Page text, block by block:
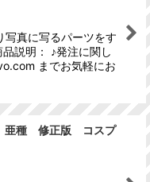
写真に写るパーツをす
説明： ♪発注に関し
までお気軽にお
種 修正版 コスプ